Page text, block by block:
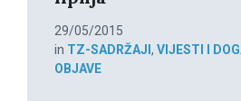
29/05/2015
in TZ-SADRŽAJI , VIJESTI I
OBJAVE